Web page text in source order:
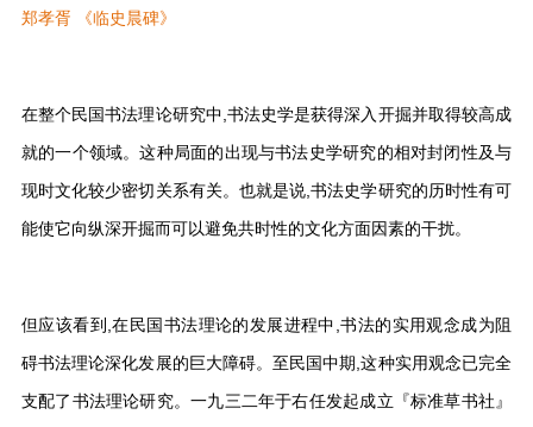
郑孝胥 《临史晨碑》
在整个民国书法理论研究中,书法史学是获得深入开掘并取得较高成
就的一个领域。这种局面的出现与书法史学研究的相对封闭性及与
现时文化较少密切关系有关。也就是说,书法史学研究的历时性有可
能使它向纵深开掘而可以避免共时性的文化方面因素的干扰。
但应该看到,在民国书法理论的发展进程中,书法的实用观念成为阻
碍书法理论深化发展的巨大障碍。至民国中期,这种实用观念已完全
支配了书法理论研究。一九三二年于右任发起成立『标准草书社』